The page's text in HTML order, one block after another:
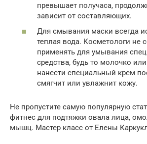
превышает получаса,
зависит от составляющих.
Для смывания маски всегда
теплая вода. Косметологи не
применять для умывания
средства, будь то молочко
нанести специальный крем
смягчит или увлажнит кожу.
Не пропустите самую популярную
фитнес для подтяжки овала лица,
мышц. Мастер класс от Елены